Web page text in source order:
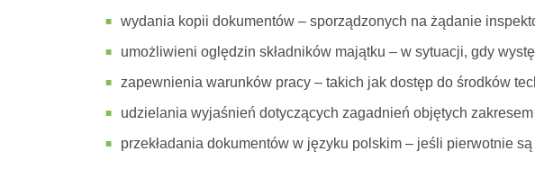
wydania kopii dokumentów – sporządzonych na żądanie
umożliwieni oględzin składników majątku – w sytuacji, gdy
zapewnienia warunków pracy – takich jak dostęp do środków
udzielania wyjaśnień dotyczących zagadnień objętych
przekładania dokumentów w języku polskim – jeśli pierwotnie